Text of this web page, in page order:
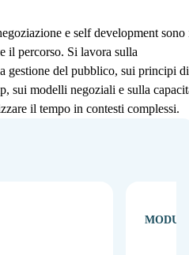
e self development sono
il percorso. Si lavora sulla
gestione del pubblico, sui principi di
sui modelli negoziali e sulla
il tempo in contesti complessi.